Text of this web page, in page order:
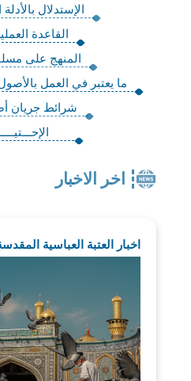
الإستدلال بالأدلة
القاعدة
المنهج على
ما يعتبر في العمل
شرائط جريان
اخر الاخبار
اخبار العتبة العباسية